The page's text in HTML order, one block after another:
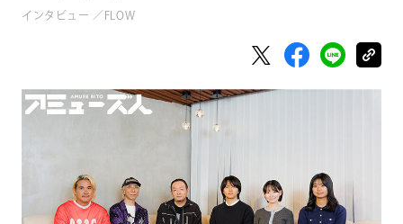
法人のお客様
インタビュー ／FLOW